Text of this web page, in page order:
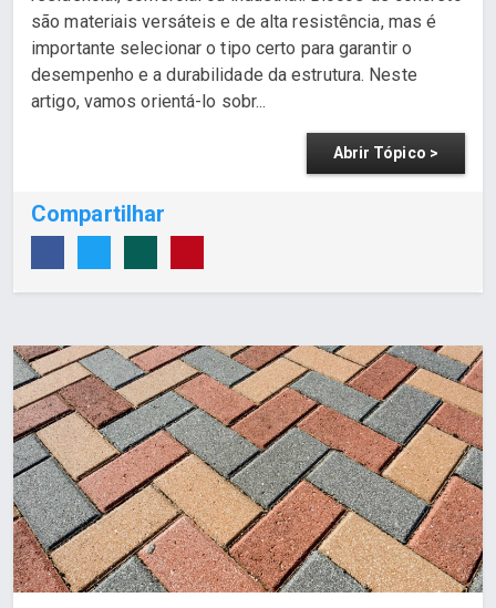
são materiais versáteis e de alta resistência, mas é
importante selecionar o tipo certo para garantir o
desempenho e a durabilidade da estrutura. Neste
artigo, vamos orientá-lo sobr...
Abrir Tópico >
Compartilhar